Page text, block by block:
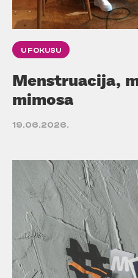
U FOKUSU
Menstruacija,
mimosa
19.06.2026.